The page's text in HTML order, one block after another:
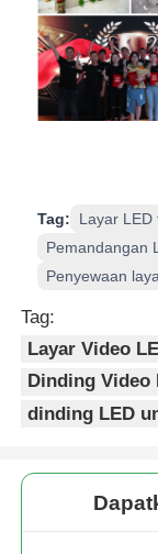
Tag:
Layar LED
Pemandangan
Penyewaan
Tag:
Layar Video
Dinding Video
dinding LED